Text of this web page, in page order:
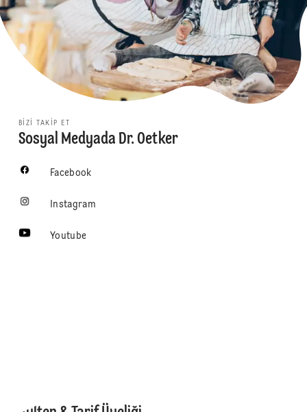
BIZI TAKIP ET
Sosyal Medyada Dr. Oetker
Facebook
Instagram
Youtube